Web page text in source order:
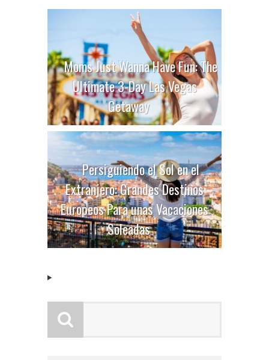
Moms Just Wanna Have Fun: The
Ultimate 3-Day Las Vegas
Getaway
Persiguiendo el Sol en el
Extranjero: Grandes Destinos
Europeos Para unas Vacaciones
Soleadas